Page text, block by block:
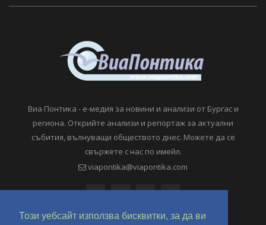
Този уебсайт използва бисквитки, за да ви
Виа Понтика - е-медия за новини и анализи от Бургас и
региона. Открийте анализи и репортаж за актуални
събития, вълнуващи обществото днес. Можете да се
свържете с нас по имейл.
viapontika@viapontika.com